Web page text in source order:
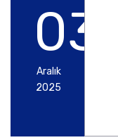
03
Aralık
2025